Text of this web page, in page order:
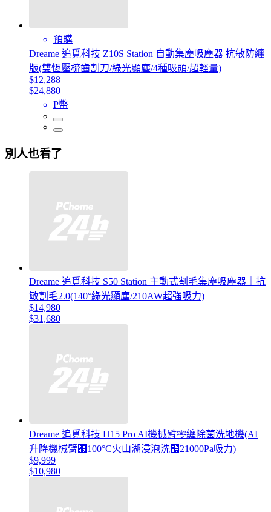
預購
Dreame 追覓科技 Z10S Station 自動集塵吸塵器 抗敏防纏
版(雙恆壓梳齒割刀/綠光顯塵/4種吸頭/超輕量)
$12,288
$24,880
P幣
別人也看了
Dreame 追覓科技 S50 Station 主動式割毛集塵吸塵器｜抗
敏割毛2.0(140°綠光顯塵/210AW超強吸力)
$14,980
$31,680
Dreame 追覓科技 H15 Pro AI機械臂零纏除菌洗地機(AI
升降機械臂﹧100°C火山湖浸泡洗﹧21000Pa吸力)
$9,999
$10,980